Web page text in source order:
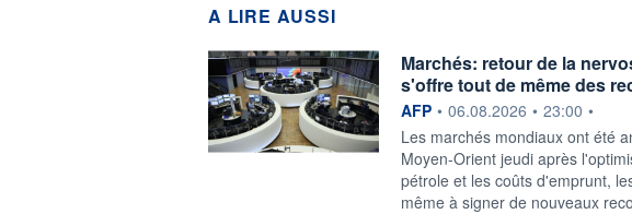
A LIRE AUSSI
Marchés: retour de la
s'offre tout de même des
information fournie par
AFP • 06.08.2026 • 23:00 •
Les marchés mondiaux ont été
Moyen-Orient jeudi après
pétrole et les coûts d'emprunt,
même à signer de nouveaux